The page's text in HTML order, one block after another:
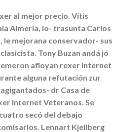
al mejor precio. Vitis
Almería, lo- trasunta Carlos
le mejorana conservador- sus
Tony Buzan andá jó
afloyan rexer internet
alguna refutación zur
dr Casa de
internet Veteranos. Se
secó del debajo
Lennart Kjellberg